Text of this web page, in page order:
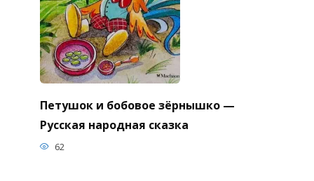
Петушок и бобовое зёрнышко —
Русская народная сказка
62